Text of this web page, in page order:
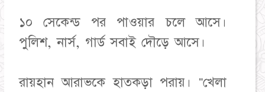
১০ সেকেন্ড পর পাওয়ার চলে আসে।
পুলিশ, নার্স, গার্ড সবাই দৌড়ে আসে।
রায়হান আরাভকে হাতকড়া পরায়। "খেলা